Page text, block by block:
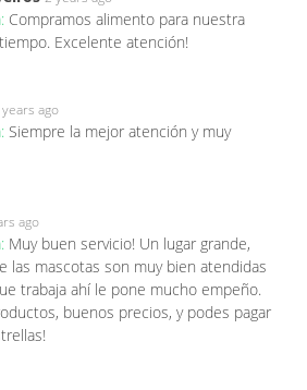
Compramos alimento para nuestra
Excelente atención!
ago
Siempre la mejor atención y muy
ago
Muy buen servicio! Un lugar grande,
las mascotas son muy bien atendidas
trabaja ahí le pone mucho empeño.
buenos precios, y podes pagar